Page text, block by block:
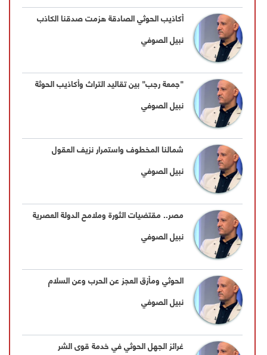
أكاذيب الحوثي الصادقة هزمت صدقنا الكاذب
نبيل الصوفي
"جمعة رجب" بين تقاليد التراث وأكاذيب الحوثة
نبيل الصوفي
شمالنا المخطوف واستمرار نزيف العقول
نبيل الصوفي
مصر.. مقتضيات الثورة وملامح الدولة العصرية
نبيل الصوفي
الحوثي ومأزق العجز عن الحرب وعن السلام
نبيل الصوفي
غرائز الجهل الحوثي في خدمة قوى الشر